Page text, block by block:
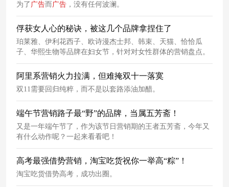
为了 广告而 广告 ，没有任何波澜。
俘获女人心的秘诀，被这几个品牌拿捏住了
珀莱雅、伊利花西子、欧诗漫杰士邦、韩束、天猫、恰恰瓜
子、华熙生物等品牌在妇女节，针对对女性群体的营销盘点。
阿里系营销火力拉满，但难掩双十一落寞
双11需要回归纯粹，而不是以套路添油加醋。
端午节营销路子最“野”的品牌，当属五芳斋！
又是一年端午节了，作为该节日营销期的王者五芳斋，今年又
有什么动作呢？一起来看看吧！
高考最强借势营销，淘宝吃货祝你一举高“粽”！
淘宝吃货借势高考，成功出圈。